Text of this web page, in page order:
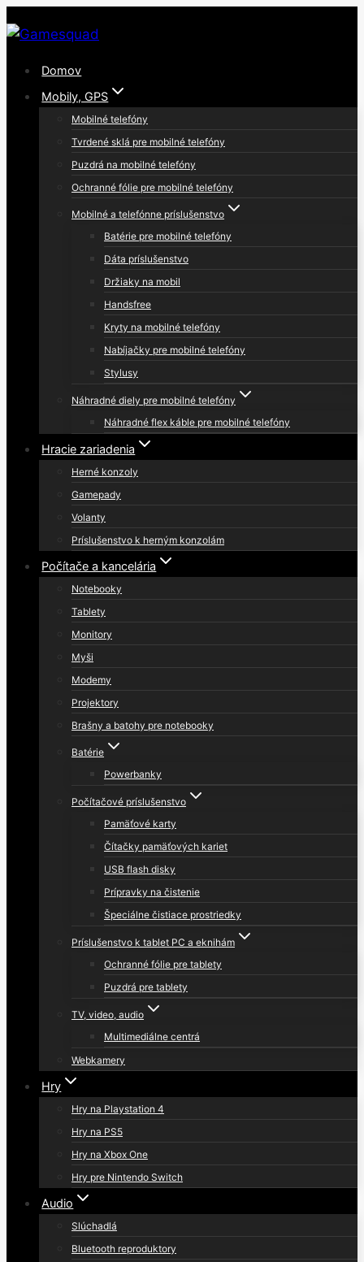
to
Domov
Mobily, GPS
Mobilné telefóny
Tvrdené sklá pre mobilné telefóny
Puzdrá na mobilné telefóny
Ochranné fólie pre mobilné telefóny
Mobilné a telefónne príslušenstvo
Batérie pre mobilné telefóny
Dáta príslušenstvo
Držiaky na mobil
Handsfree
Kryty na mobilné telefóny
Nabíjačky pre mobilné telefóny
Stylusy
Náhradné diely pre mobilné telefóny
Náhradné flex káble pre mobilné telefóny
Hracie zariadenia
Herné konzoly
Gamepady
Volanty
Príslušenstvo k herným konzolám
Počítače a kancelária
Notebooky
Tablety
Monitory
Myši
Modemy
Projektory
Brašny a batohy pre notebooky
Batérie
Powerbanky
Počítačové príslušenstvo
Pamäťové karty
Čítačky pamäťových kariet
USB flash disky
Prípravky na čistenie
Špeciálne čistiace prostriedky
Príslušenstvo k tablet PC a eknihám
Ochranné fólie pre tablety
Puzdrá pre tablety
TV, video, audio
Multimediálne centrá
Webkamery
Hry
Hry na Playstation 4
Hry na PS5
Hry na Xbox One
Hry pre Nintendo Switch
Audio
Slúchadlá
Bluetooth reproduktory